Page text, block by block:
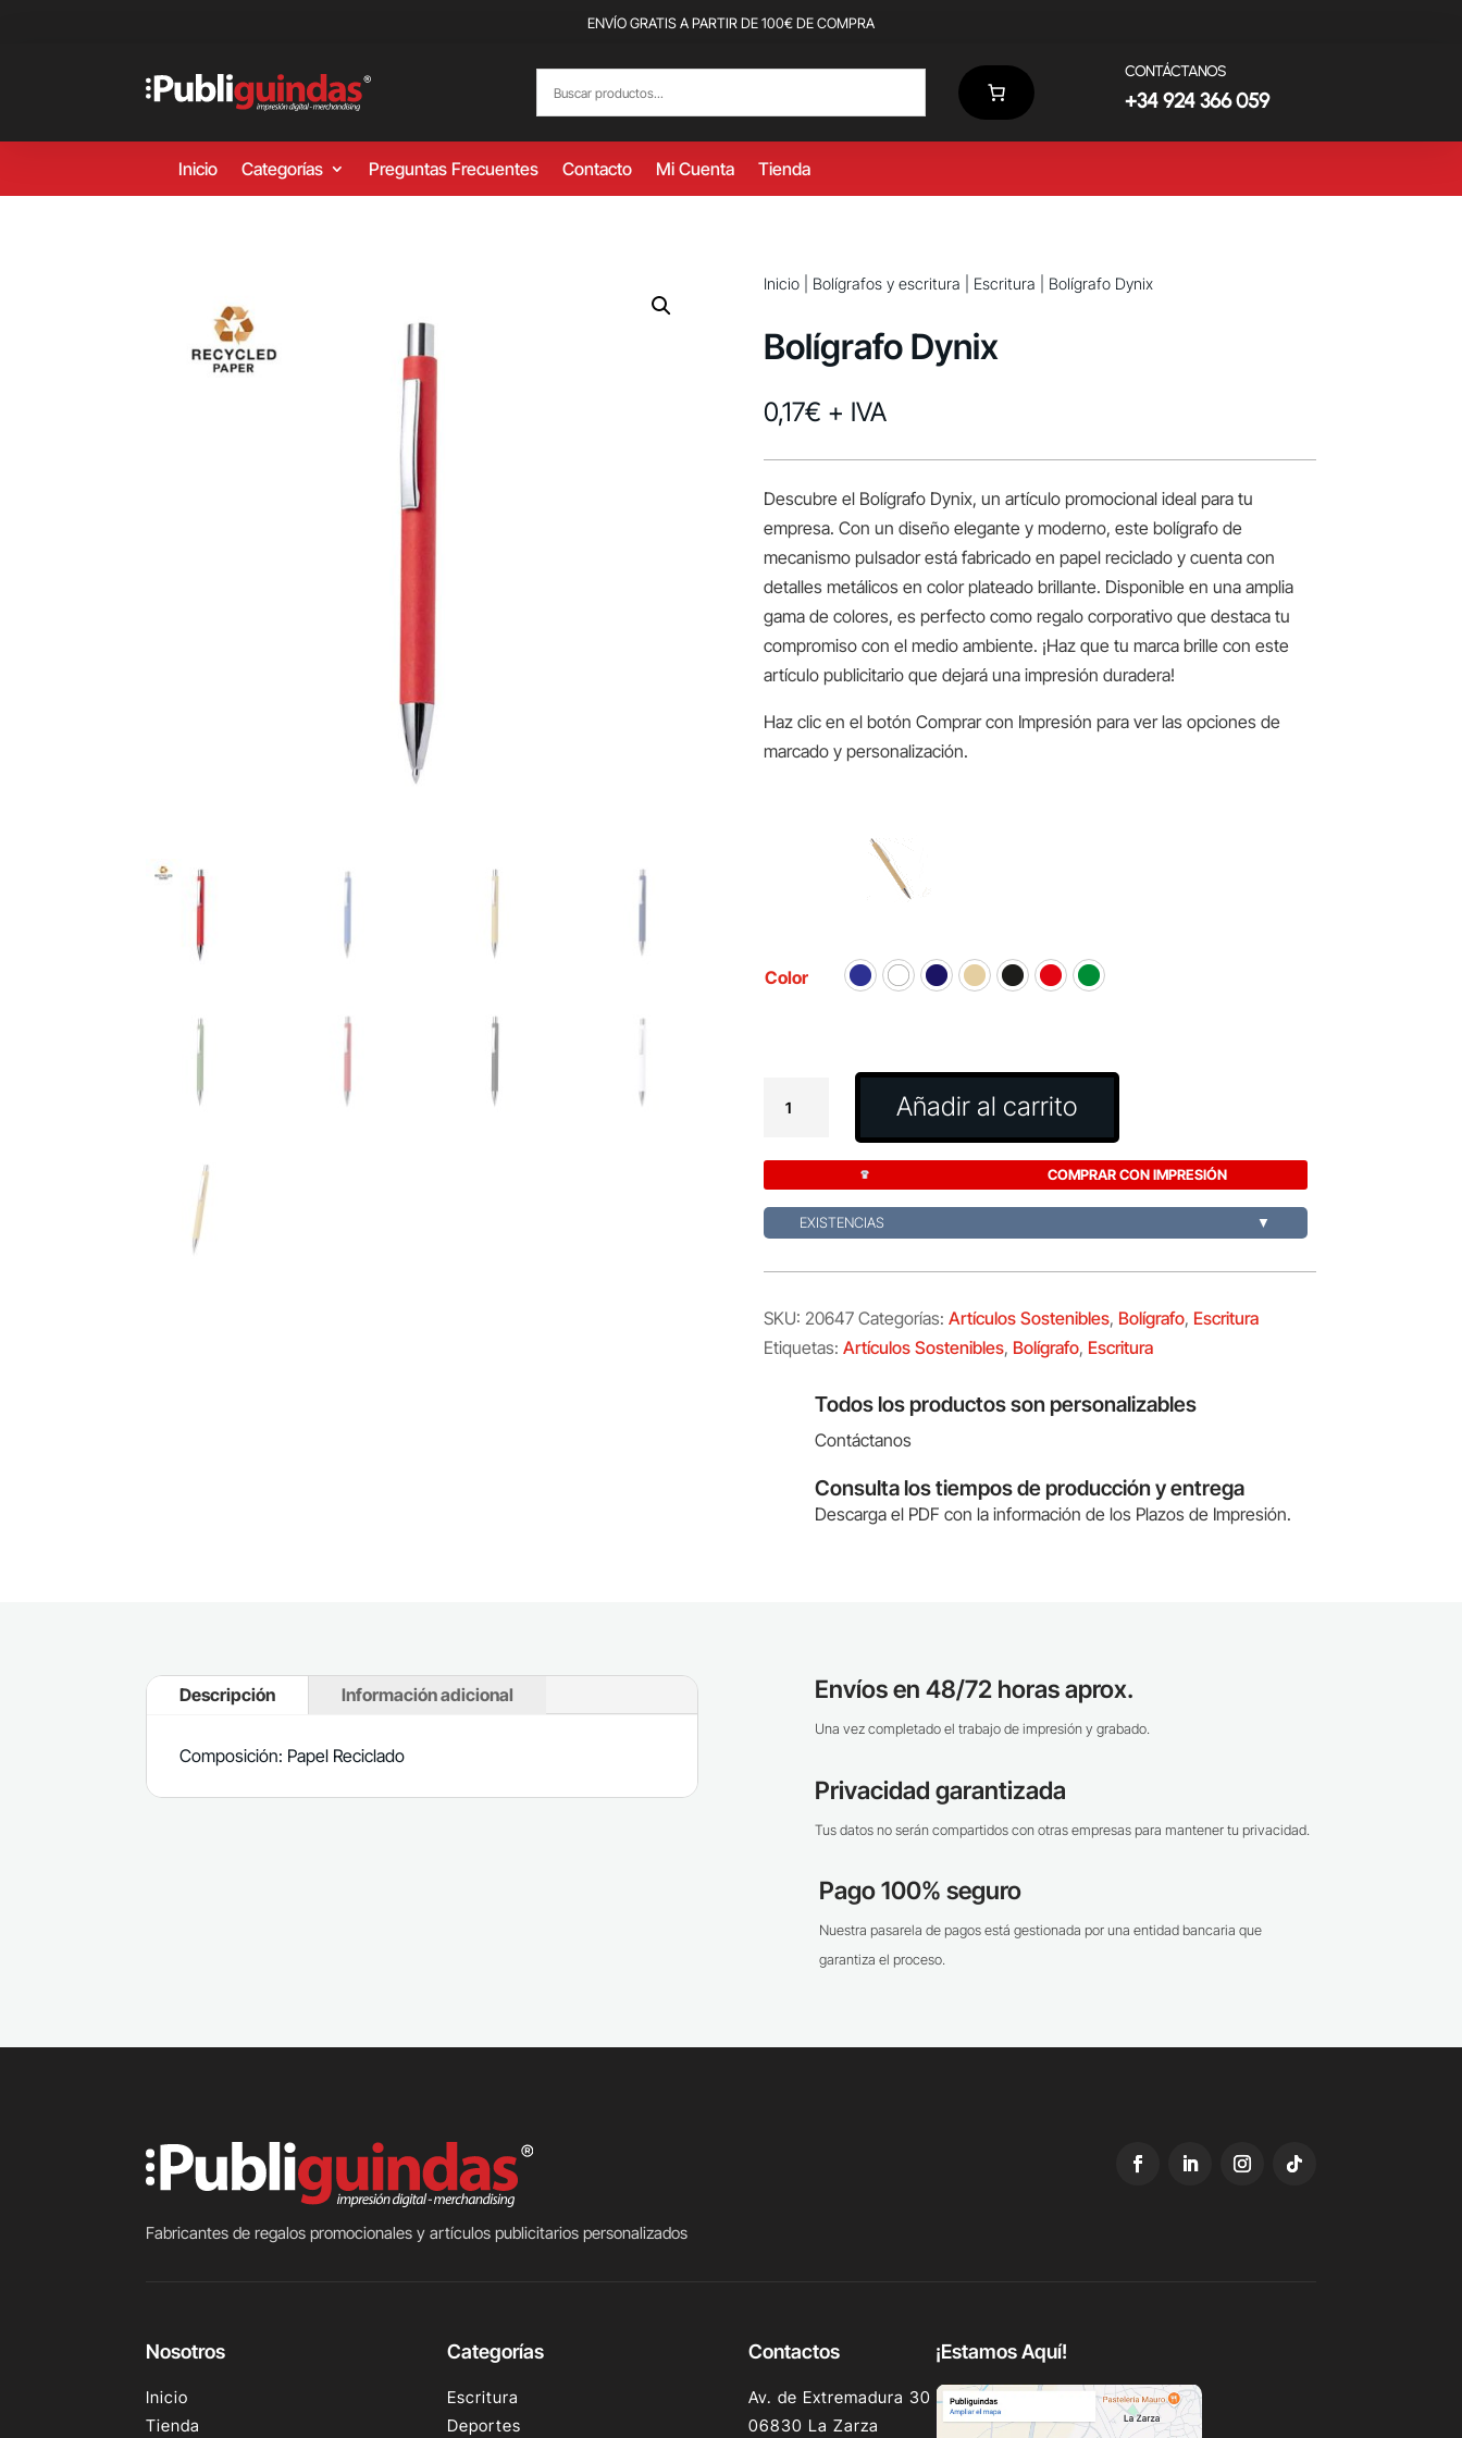
ENVÍO GRATIS A PARTIR DE 100€ DE COMPRA
CONTÁCTANOS
+34 924 366 059
Inicio Categorías Preguntas Frecuentes Contacto Mi Cuenta Tienda
Inicio| Bolígrafos y escritura Escritura | Bolígrafo Dynix
Bolígrafo Dynix
0,17€ + IVA
Descubre el Bolígrafo Dynix, un artículo promocional ideal para tu
empresa. Con un diseño elegante y moderno, este bolígrafo de
mecanismo pulsador está fabricado en papel reciclado y cuenta con
detalles metálicos en color plateado brillante. Disponible en una amplia
gama de colores, es perfecto como regalo corporativo que destaca tu
compromiso con el medio ambiente. ¡Haz que tu marca brille con este
artículo publicitario que dejará una impresión duradera!
Haz clic en el botón Comprar con Impresión para ver las opciones de
marcado y personalización.
Color
Dynix
Añadir al carrito
COMPRAR CON IMPRESIÓN
EXISTENCIAS ▼
SKU: 20647 Categorías: Artículos Sostenibles, Bolígrafo, Escritura
Etiquetas: Artículos Sostenibles, Bolígrafo, Escritura
Todos los productos son personalizables
Contáctanos
Consulta los tiempos de producción y entrega
Descarga el PDF con la información de los Plazos de Impresión.
Descripción Información adicional
Composición: Papel Reciclado
Envíos en 48/72 horas aprox.
Una vez completado el trabajo de impresión y grabado.
Privacidad garantizada
Tus datos no serán compartidos con otras empresas para mantener tu privacidad.
Pago 100% seguro
Nuestra pasarela de pagos está gestionada por una entidad bancaria que
garantiza el proceso.
Fabricantes de regalos promocionales y artículos publicitarios personalizados
Nosotros
Inicio
Tienda
Categorías
Escritura
Deportes
Contactos
Av. de Extremadura 30
06830 La Zarza
¡Estamos Aquí!